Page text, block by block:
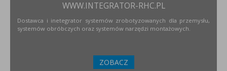
WWW.INTEGRATOR-RHC.PL
Dostawca i inetegrator systemów zrobotyzowanych dla przemysłu,
systemów obróbczych oraz systemów narzędzi montażowych.
ZOBACZ